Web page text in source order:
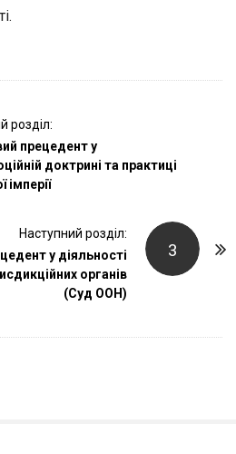
розділ:
прецедент у
доктрині та практиці
імперії
3
Наступний розділ:
у діяльності
органів
(Суд ООН)